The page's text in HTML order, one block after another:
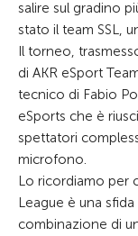
salire sul gradino
stato il team SSL,
Il torneo,
di AKR eSport
tecnico di Fabio
eSports che è
spettatori
microfono.
Lo ricordiamo per
League è una
combinazione di